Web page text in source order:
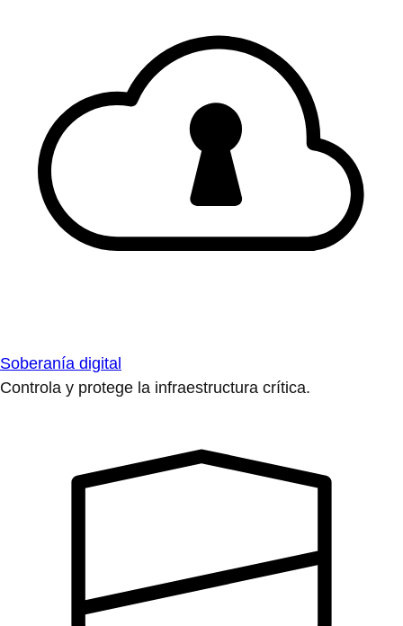
Soberanía digital
Controla y protege la infraestructura crítica.